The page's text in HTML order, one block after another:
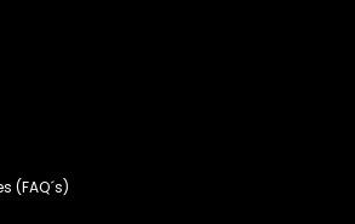
(FAQ´s)